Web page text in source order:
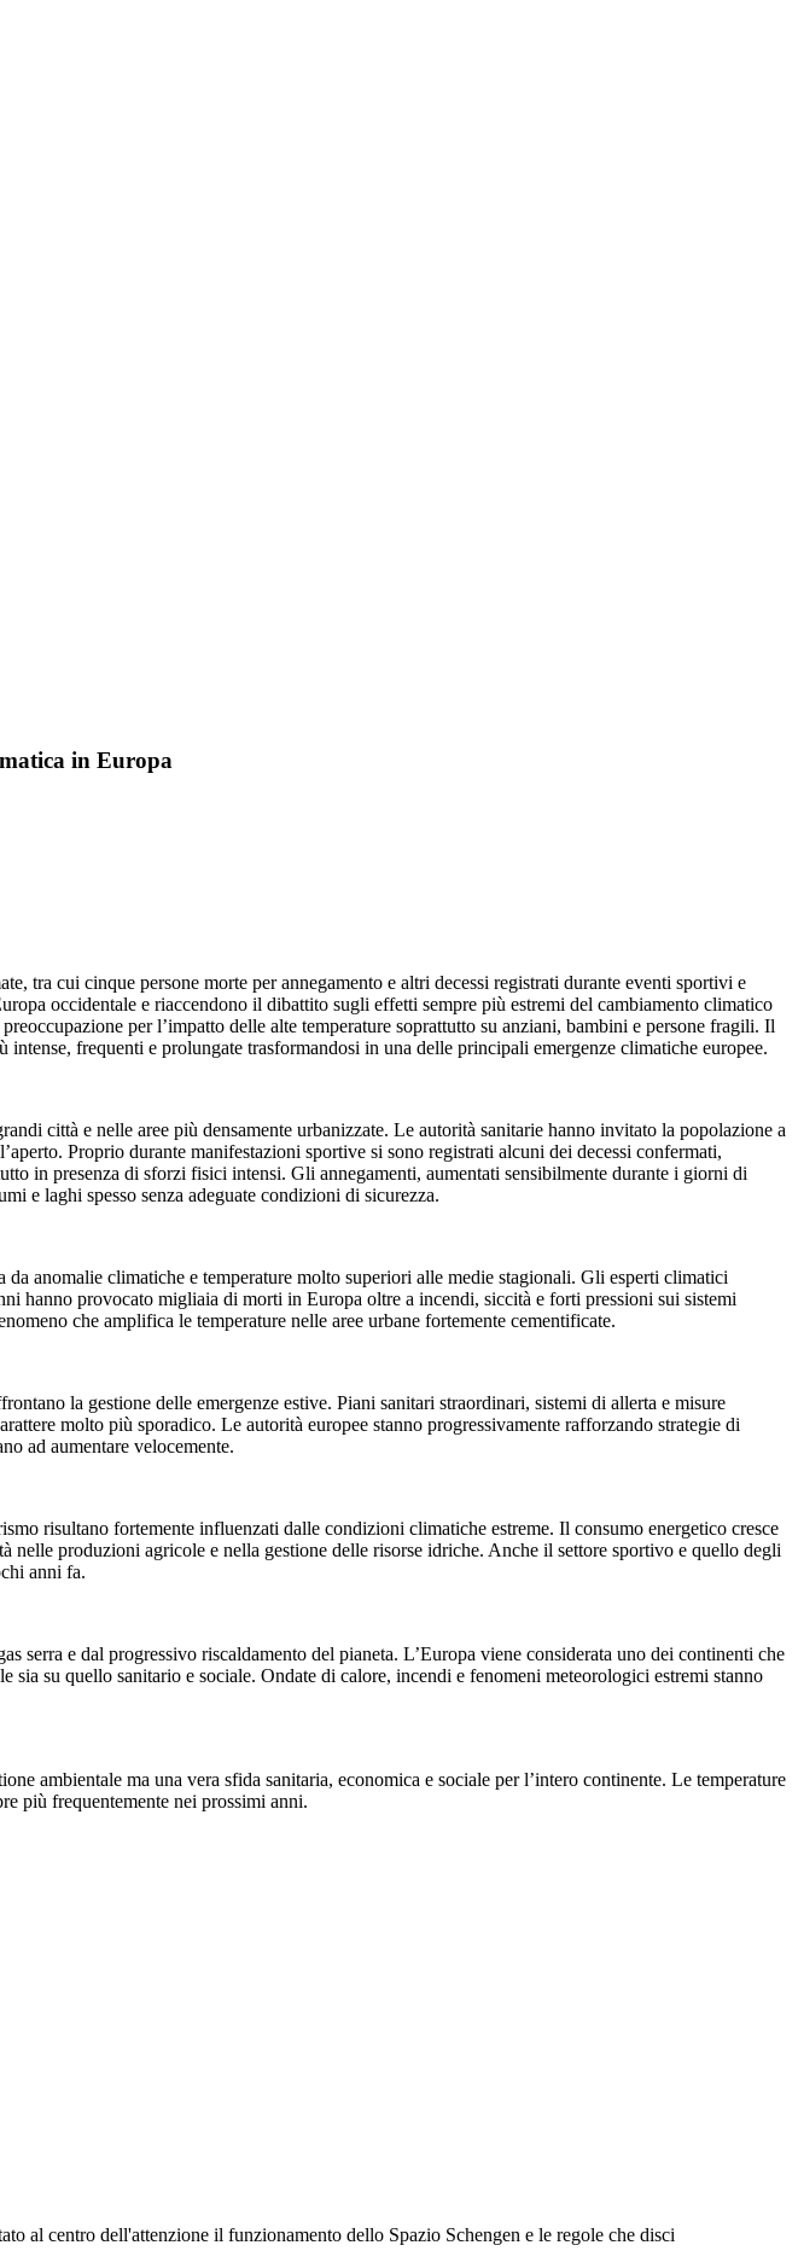
in Europa
tra cui cinque persone morte per annegamento e altri decessi registrati durante eventi sportivi e
occidentale e riaccendono il dibattito sugli effetti sempre più estremi del cambiamento climatico
per l’impatto delle alte temperature soprattutto su anziani, bambini e persone fragili. Il
frequenti e prolungate trasformandosi in una delle principali emergenze climatiche europee.
città e nelle aree più densamente urbanizzate. Le autorità sanitarie hanno invitato la popolazione a
Proprio durante manifestazioni sportive si sono registrati alcuni dei decessi confermati,
in presenza di sforzi fisici intensi. Gli annegamenti, aumentati sensibilmente durante i giorni di
e laghi spesso senza adeguate condizioni di sicurezza.
anomalie climatiche e temperature molto superiori alle medie stagionali. Gli esperti climatici
hanno provocato migliaia di morti in Europa oltre a incendi, siccità e forti pressioni sui sistemi
che amplifica le temperature nelle aree urbane fortemente cementificate.
la gestione delle emergenze estive. Piani sanitari straordinari, sistemi di allerta e misure
molto più sporadico. Le autorità europee stanno progressivamente rafforzando strategie di
ad aumentare velocemente.
risultano fortemente influenzati dalle condizioni climatiche estreme. Il consumo energetico cresce
produzioni agricole e nella gestione delle risorse idriche. Anche il settore sportivo e quello degli
anni fa.
e dal progressivo riscaldamento del pianeta. L’Europa viene considerata uno dei continenti che
su quello sanitario e sociale. Ondate di calore, incendi e fenomeni meteorologici estremi stanno
ambientale ma una vera sfida sanitaria, economica e sociale per l’intero continente. Le temperature
più frequentemente nei prossimi anni.
al centro dell'attenzione il funzionamento dello Spazio Schengen e le regole che disci